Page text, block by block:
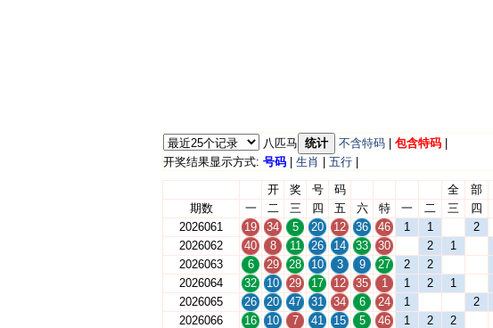
八匹马 统计 不含特码 包含特码
开奖结果显示方式: 号码 生肖 五行
开 奖 号 码 全 部
期数
一 二 三 四 五 六 特 一 二 三 四
2026061
19 34 5 20 12 36 46 1 1 2
2026062
40 8 11 26 14 33 30 2 1
2026063
6 29 28 10 3 9 27 2 2
2026064
32 10 29 17 12 35 1 1 2 1
2026065
26 20 47 31 34 6 24 1 2
2026066
16 10 7 41 15 5 46 1 2 2